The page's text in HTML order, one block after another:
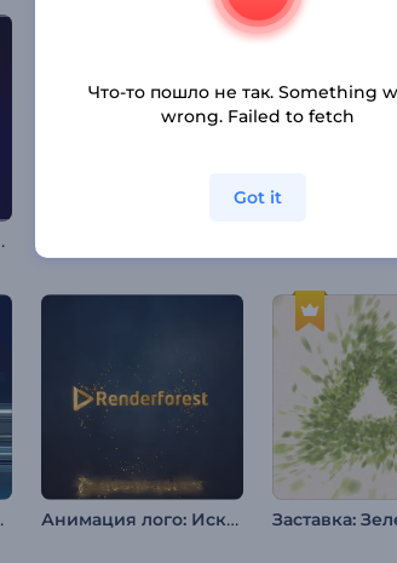
света
Анимация лого: Искрящиеся частицы
Что-то пошло не так. Something
wrong. Failed to fetch
Got it